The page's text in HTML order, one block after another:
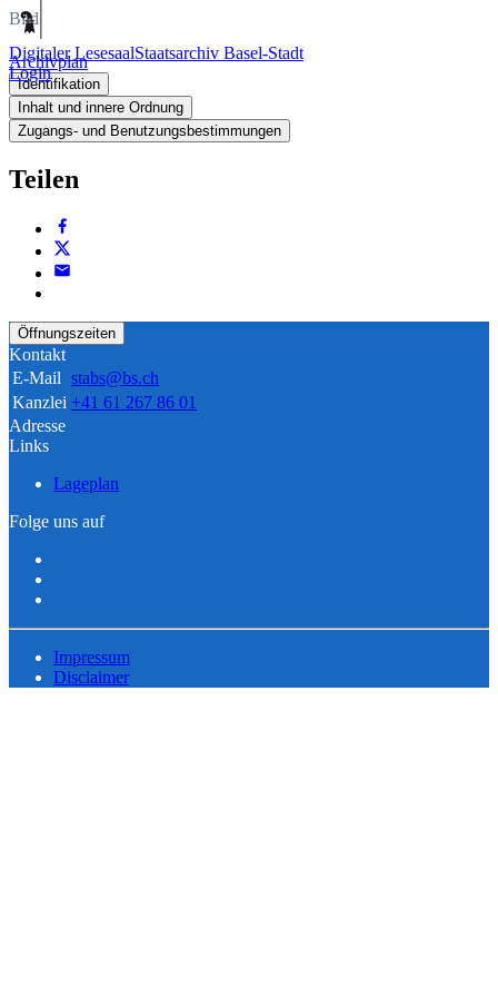
Digitaler LesesaalStaatsarchiv Basel-Stadt
Login
Bild
Archivplan
Identifikation
Inhalt und innere Ordnung
Zugangs- und Benutzungsbestimmungen
Teilen
Öffnungszeiten
Kontakt
E-Mail stabs@bs.ch
Kanzlei +41 61 267 86 01
Adresse
Links
Lageplan
Folge uns auf
Impressum
Disclaimer